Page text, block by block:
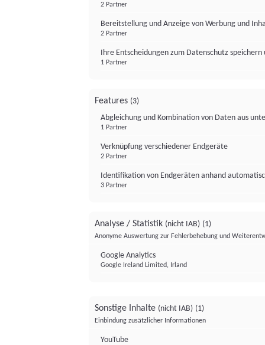
2 Partner
Bereitstellung und Anzeige von Werbung und
2 Partner
Ihre Entscheidungen zum Datenschutz
1 Partner
Features (3)
Abgleichung und Kombination von Daten aus
1 Partner
Verknüpfung verschiedener Endgeräte
2 Partner
Identifikation von Endgeräten anhand
3 Partner
Analyse / Statistik (nicht IAB) (1)
Anonyme Auswertung zur Fehlerbehebung und
Google Analytics
Google Ireland Limited, Irland
Sonstige Inhalte (nicht IAB) (1)
Einbindung zusätzlicher Informationen
YouTube